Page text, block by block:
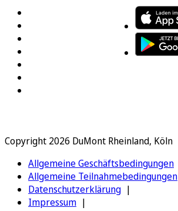
Copyright 2026 DuMont Rheinland, Köln
Allgemeine Geschäftsbedingungen
Allgemeine Teilnahmebedingungen
Datenschutzerklärung
Impressum